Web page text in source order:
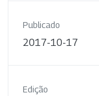
Publicado
2017-10-17
Edição